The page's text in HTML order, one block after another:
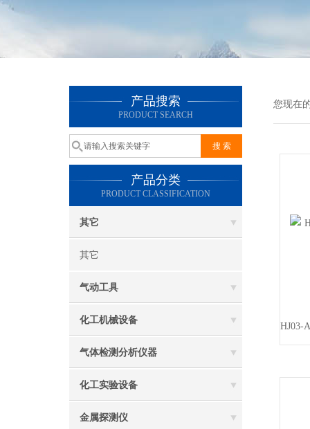
产品搜索
PRODUCT SEARCH
产品分类
PRODUCT CLASSIFICATION
其它
其它
气动工具
化工机械设备
气体检测分析仪器
化工实验设备
金属探测仪
您现在